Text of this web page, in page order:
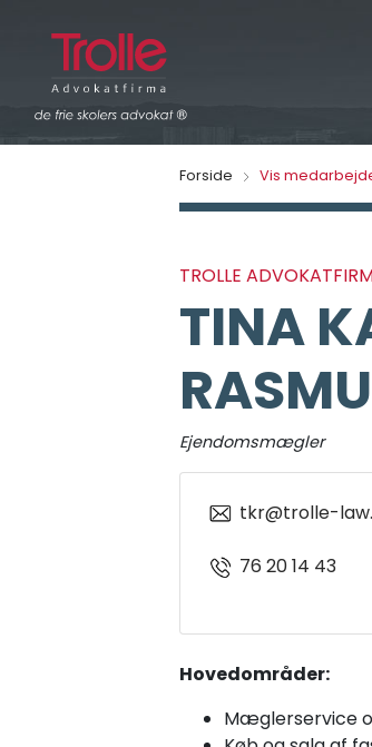
Forside Vis
TROLLE
TINA
Ejendomsmægler
tkr@trolle-
76 20 14 43
Hovedområder:
Mæglerservice